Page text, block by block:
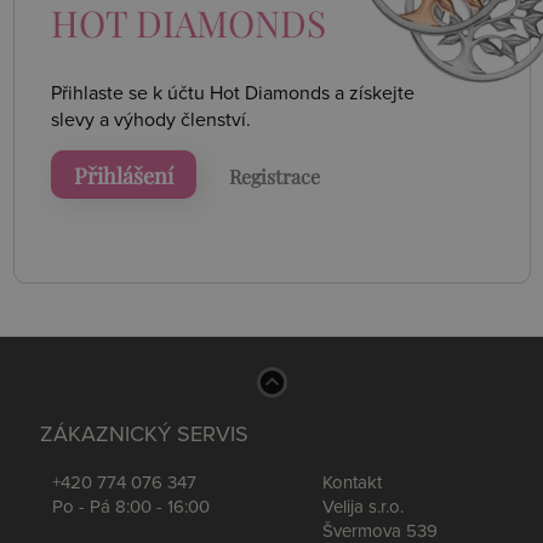
HOT DIAMONDS
Přihlaste se k účtu Hot Diamonds a získejte
slevy a výhody členství.
Přihlášení Registrace
ZÁKAZNICKÝ SERVIS
+420 774 076 347
Po - Pá 8:00 - 16:00
Kontakt
Velija s.r.o.
Švermova 539